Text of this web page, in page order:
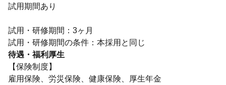
試用期間あり
試用・研修期間：3ヶ月
待遇・福利厚生
【保険制度】
雇用保険、労災保険、健康保険、厚生年金